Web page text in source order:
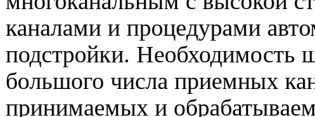
каналами и процедурами
подстройки. Необходимость
большого числа приемных
принимаемых и